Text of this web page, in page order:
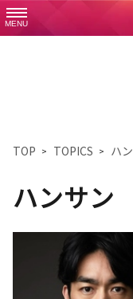
MENU
TOP TOPICS ハ
ハンサ